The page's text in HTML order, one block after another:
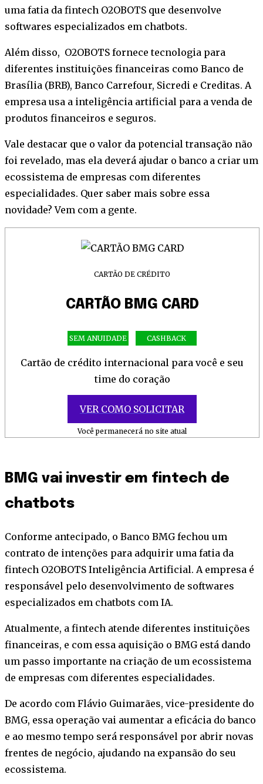
uma fatia da fintech O2OBOTS que desenvolve
softwares especializados em chatbots.
Além disso, O2OBOTS fornece tecnologia para
diferentes instituições financeiras como Banco de
Brasília (BRB), Banco Carrefour, Sicredi e Creditas. A
empresa usa a inteligência artificial para a venda de
produtos financeiros e seguros.
Vale destacar que o valor da potencial transação não
foi revelado, mas ela deverá ajudar o banco a criar um
ecossistema de empresas com diferentes
especialidades. Quer saber mais sobre essa
novidade? Vem com a gente.
CARTÃO DE CRÉDITO
CARTÃO BMG CARD
SEM ANUIDADE CASHBACK
Cartão de crédito internacional para você e seu
time do coração
VER COMO SOLICITAR
Você permanecerá no site atual
BMG vai investir em fintech de
chatbots
Conforme antecipado, o Banco BMG fechou um
contrato de intenções para adquirir uma fatia da
fintech O2OBOTS Inteligência Artificial. A empresa é
responsável pelo desenvolvimento de softwares
especializados em chatbots com IA.
Atualmente, a fintech atende diferentes instituições
financeiras, e com essa aquisição o BMG está dando
um passo importante na criação de um ecossistema
de empresas com diferentes especialidades.
De acordo com Flávio Guimarães, vice-presidente do
BMG, essa operação vai aumentar a eficácia do banco
e ao mesmo tempo será responsável por abrir novas
frentes de negócio, ajudando na expansão do seu
ecossistema.